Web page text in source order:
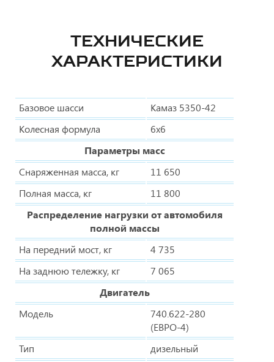
ТЕХНИЧЕСКИЕ
ХАРАКТЕРИСТИКИ
Базовое шасси
Камаз 5350-42
Колесная формула
6х6
Параметры масс
Снаряженная масса, кг
11 650
Полная масса, кг
11 800
Распределение нагрузки от автомобиля
полной массы
На передний мост, кг
4 735
На заднюю тележку, кг
7 065
Двигатель
Модель
740.622-280
(ЕВРО-4)
Тип
дизельный